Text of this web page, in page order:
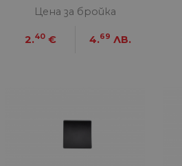
Цена за бройка
2.40 € 4.69 ЛВ.